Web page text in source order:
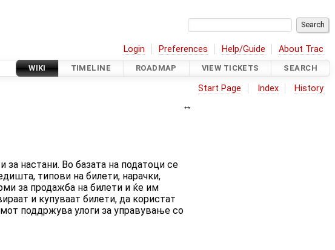
Login Preferences Help/Guide About Trac
WIKI TIMELINE ROADMAP VIEW TICKETS SEARCH
Start Page Index History
за настани. Во базата на податоци се
типови на билети, нарачки,
за продажба на билети и ќе им
и купуваат билети, да користат
поддржува улоги за управување со